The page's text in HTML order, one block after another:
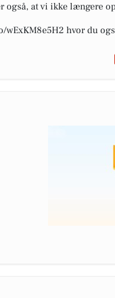
også, at vi ikke længere
hvor du